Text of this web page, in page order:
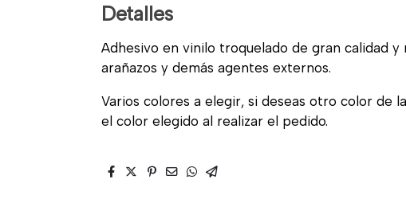
Detalles
Adhesivo en vinilo troquelado de gran calidad y
arañazos y demás agentes externos.
Varios colores a elegir, si deseas otro color de
el color elegido al realizar el pedido.